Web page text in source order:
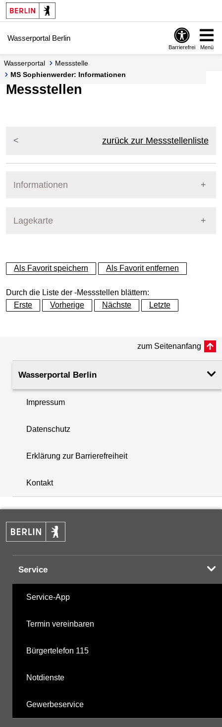
Springe zur Navigation
Springe zum Inhalt
Wasserportal Berlin
Barrierefrei Menü
Wasserportal
Messstelle
MS Sophienwerder: Informationen
Messstellen
zurück zur Messstellenliste
Informationen
Messstellennummer
Gewässer Spree
Betreiber Land Berlin
Lagekarte
+
−
+
−
Als Favorit speichern Als Favorit entfernen
Durch die Liste der -Messstellen blättern:
Erste
Vorherige Nächste Letzte
zum Seitenanfang
Wasserportal Berlin
Impressum
Datenschutz
Erklärung zur Barrierefreiheit
Kontakt
Service
Service-App
Termin vereinbaren
Bürgertelefon 115
Notdienste
Gewerbeservice